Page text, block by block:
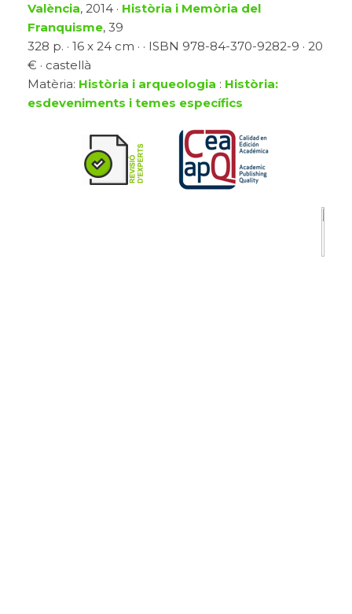
València, 2014 · Història i Memòria del
Franquisme, 39
328 p. · 16 x 24 cm · · ISBN 978-84-370-9282-9 · 20
€ · castellà
Matèria: Història i arqueologia : Història:
esdeveniments i temes específics